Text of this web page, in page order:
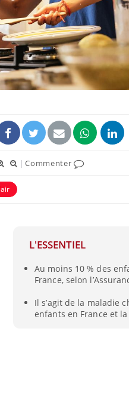
|Commenter
L'ESSENTIEL
Au moins 10 % des
France, selon
Il s’agit de la maladie
enfants en France et
Comment oublier les
écrans en vacances ?